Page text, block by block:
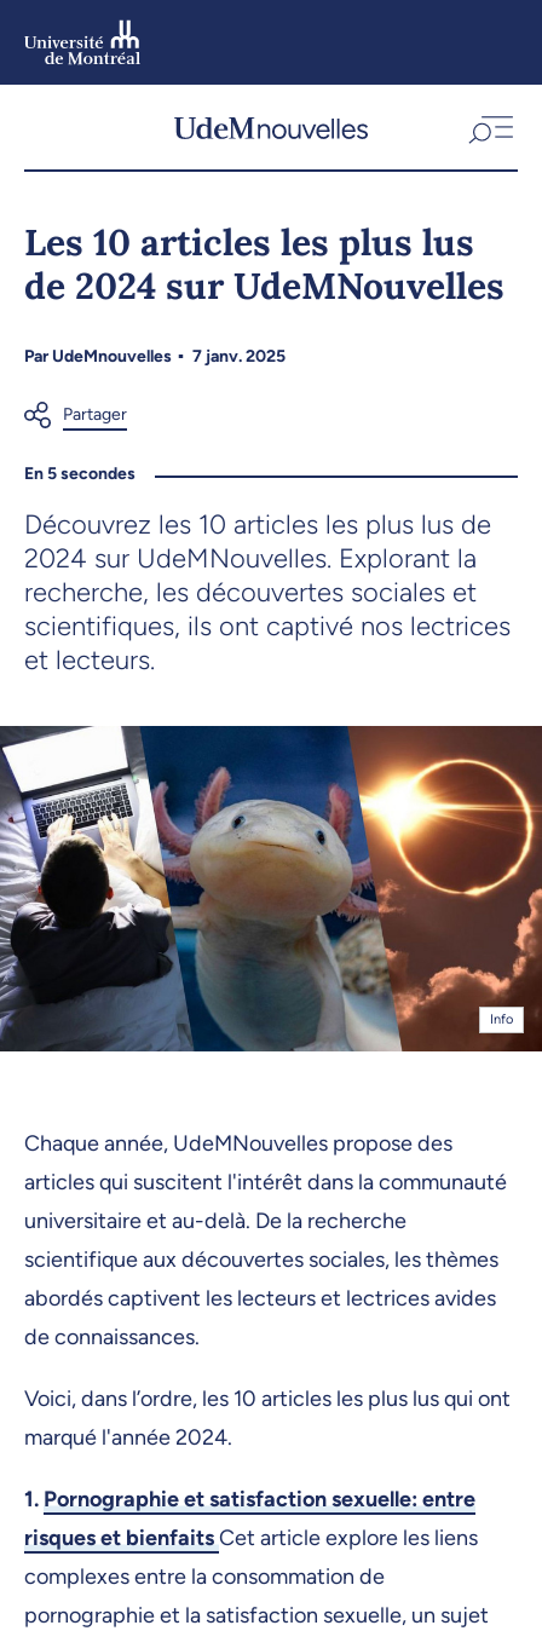
Les 10 articles les plus lus
de 2024 sur UdeMNouvelles
ParUdeMnouvelles 7 janv. 2025
En 5 secondes
Découvrez les 10 articles les plus lus de
2024 sur UdeMNouvelles. Explorant la
recherche, les découvertes sociales et
scientifiques, ils ont captivé nos lectrices
et lecteurs.
Info
Chaque année, UdeMNouvelles propose des
articles qui suscitent l'intérêt dans la communauté
universitaire et au-delà. De la recherche
scientifique aux découvertes sociales, les thèmes
abordés captivent les lecteurs et lectrices avides
de connaissances.
Voici, dans l’ordre, les 10 articles les plus lus qui ont
marqué l'année 2024.
1. Pornographie et satisfaction sexuelle: entre
risques et bienfaitsCet article explore les liens
complexes entre la consommation de
pornographie et la satisfaction sexuelle, un sujet